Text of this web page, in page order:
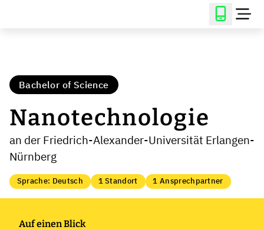
Bachelor of Science
Nanotechnologie
an der Friedrich-Alexander-Universität Erlangen-
Nürnberg
Sprache: Deutsch 1 Standort 1 Ansprechpartner
Auf einen Blick